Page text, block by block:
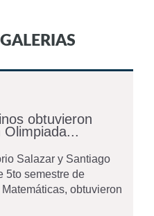
obtuvieron
Salazar y Santiago
5to semestre de
obtuvieron